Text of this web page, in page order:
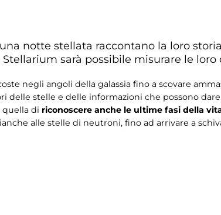
notte stellata raccontano la loro
sarà possibile misurare le
negli angoli della galassia fino a scovare
delle stelle e delle informazioni che possono
quella di riconoscere anche le ultime fasi della
alle stelle di neutroni, fino ad arrivare a